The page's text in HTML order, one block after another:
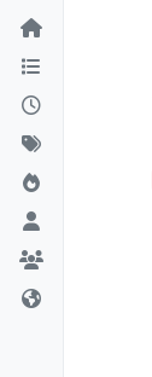
Skip to content